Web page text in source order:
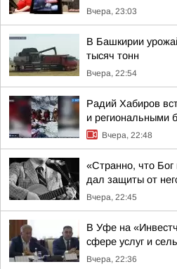
Вчера, 23:03
В Башкирии
тысяч тонн
Вчера, 22:54
Радий Хабиров
и региональными
Вчера, 22:48
«Странно, что
дал защиты от
Вчера, 22:45
В Уфе на
сфере услуг и
Вчера, 22:36